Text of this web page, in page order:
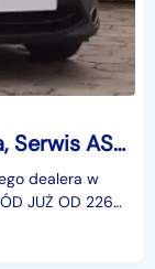
Nissan Qashqai II , Salon Polska, Serwis ASO, Klimatronic, Tempomat
dealera w
jest aktua